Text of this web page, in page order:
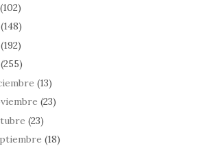
(102)
(148)
(192)
(255)
(13)
(23)
(23)
(18)